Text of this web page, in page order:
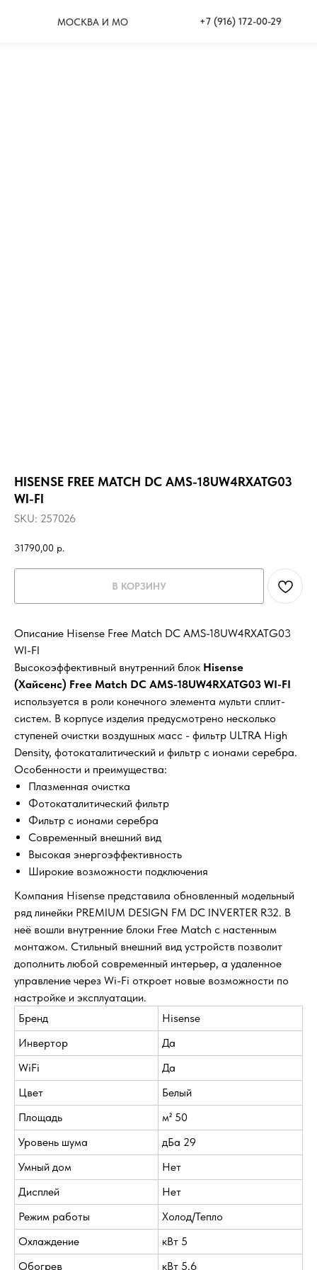
МОСКВА И МО +7 (916) 172-00-29
HISENSE FREE MATCH DC AMS-18UW4RXATG03
WI-FI
SKU: 257026
31790,00 р.
В КОРЗИНУ
Описание Hisense Free Match DC AMS-18UW4RXATG03
WI-FI
Высокоэффективный внутренний блок Hisense
(Хайсенс) Free Match DC AMS-18UW4RXATG03 WI-FI
используется в роли конечного элемента мульти сплит-
систем. В корпусе изделия предусмотрено несколько
ступеней очистки воздушных масс - фильтр ULTRA High
Density, фотокаталитический и фильтр с ионами серебра.
Особенности и преимущества:
Плазменная очистка
Фотокаталитический фильтр
Фильтр с ионами серебра
Современный внешний вид
Высокая энергоэффективность
Широкие возможности подключения
Компания Hisense представила обновленный модельный
ряд линейки PREMIUM DESIGN FM DC INVERTER R32. В
неё вошли внутренние блоки Free Match с настенным
монтажом. Стильный внешний вид устройств позволит
дополнить любой современный интерьер, а удаленное
управление через Wi-Fi откроет новые возможности по
настройке и эксплуатации.
Бренд
Hisense
Инвертор
Да
WiFi
Да
Цвет
Белый
Площадь
м² 50
Уровень шума
дБа 29
Умный дом
Нет
Дисплей
Нет
Режим работы
Холод/Тепло
Охлаждение
кВт 5
Обогрев
кВт 5.6